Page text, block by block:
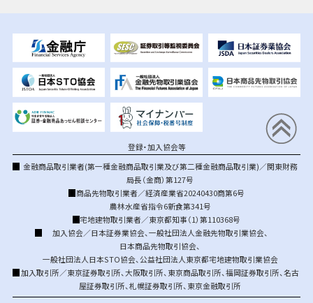
登録・加入協会等
金融商品取引業者(第一種金融商品取引業及び第二種金融商品取引業)／関東財務
局長（金商）第127号
商品先物取引業者／経済産業省20240430商第6号
農林水産省指令6新食第341号
宅地建物取引業者／東京都知事（1）第110368号
加入協会／日本証券業協会、 一般社団法人金融先物取引業協会、
日本商品先物取引協会、
一般社団法人日本STO協会、 公益社団法人東京都宅地建物取引業協会
加入取引所／東京証券取引所、大阪取引所、 東京商品取引所、福岡証券取引所、名古
屋証券取引所、札幌証券取引所、 東京金融取引所